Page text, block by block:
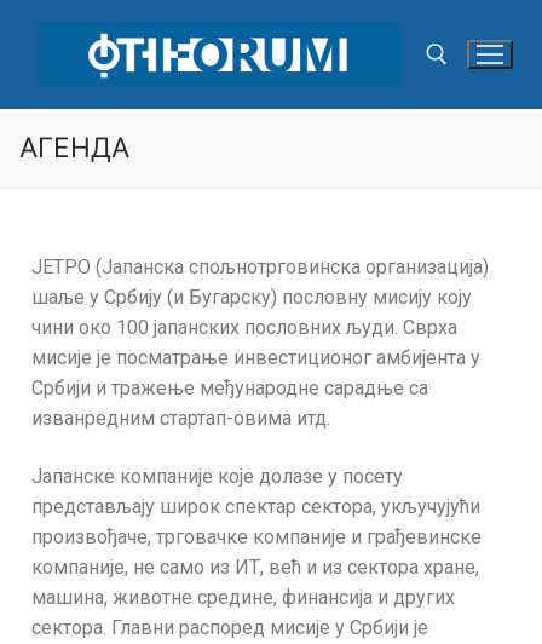
AГЕНДА
ЈЕТРО (Јапанска спољнотрговинска организација)
шаље у Србију (и Бугарску) пословну мисију коју
чини око 100 јапанских пословних људи. Сврха
мисије је посматрање инвестиционог амбијента у
Србији и тражење међународне сарадње са
изванредним стартап-овима итд.
Јапанске компаније које долазе у посету
представљају широк спектар сектора, укључујући
произвођаче, трговачке компаније и грађевинске
компаније, не само из ИТ, већ и из сектора хране,
машина, животне средине, финансија и других
сектора. Главни распоред мисије у Србији је